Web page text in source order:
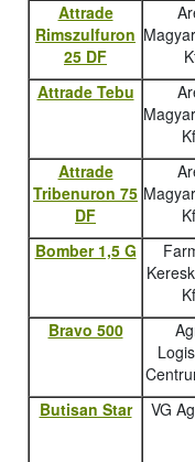
Attrade
Rimszulfuron
25 DF
Attrade Tebu
Attrade
Tribenuron 75
DF
Bomber 1,5 G
Bravo 500
Butisan Star
VG